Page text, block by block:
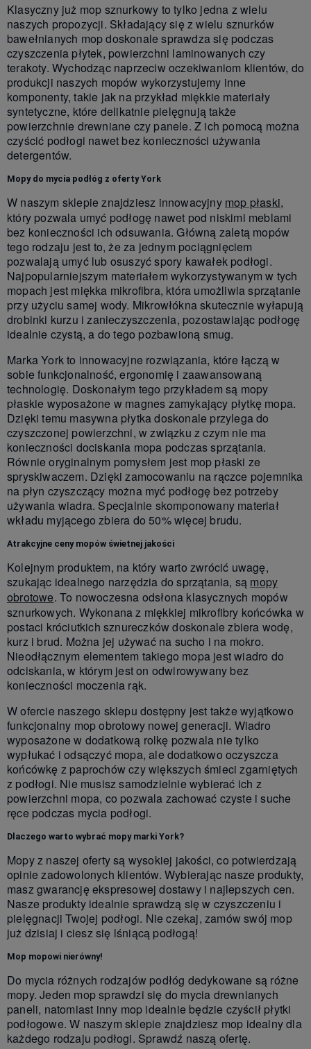
Klasyczny już mop sznurkowy to tylko jedna z wielu
naszych propozycji. Składający się z wielu sznurków
bawełnianych mop doskonale sprawdza się podczas
czyszczenia płytek, powierzchni laminowanych czy
terakoty. Wychodząc naprzeciw oczekiwaniom klientów, do
produkcji naszych mopów wykorzystujemy inne
komponenty, takie jak na przykład miękkie materiały
syntetyczne, które delikatnie pielęgnują także
powierzchnie drewniane czy panele. Z ich pomocą można
czyścić podłogi nawet bez konieczności używania
detergentów.
Mopy do mycia podłóg z oferty York
W naszym sklepie znajdziesz innowacyjny mop płaski,
który pozwala umyć podłogę nawet pod niskimi meblami
bez konieczności ich odsuwania. Główną zaletą mopów
tego rodzaju jest to, że za jednym pociągnięciem
pozwalają umyć lub osuszyć spory kawałek podłogi.
Najpopularniejszym materiałem wykorzystywanym w tych
mopach jest miękka mikrofibra, która umożliwia sprzątanie
przy użyciu samej wody. Mikrowłókna skutecznie wyłapują
drobinki kurzu i zanieczyszczenia, pozostawiając podłogę
idealnie czystą, a do tego pozbawioną smug.
Marka York to innowacyjne rozwiązania, które łączą w
sobie funkcjonalność, ergonomię i zaawansowaną
technologię. Doskonałym tego przykładem są mopy
płaskie wyposażone w magnes zamykający płytkę mopa.
Dzięki temu masywna płytka doskonale przylega do
czyszczonej powierzchni, w związku z czym nie ma
konieczności dociskania mopa podczas sprzątania.
Równie oryginalnym pomysłem jest mop płaski ze
spryskiwaczem. Dzięki zamocowaniu na rączce pojemnika
na płyn czyszczący można myć podłogę bez potrzeby
używania wiadra. Specjalnie skomponowany materiał
wkładu myjącego zbiera do 50% więcej brudu.
Atrakcyjne ceny mopów świetnej jakości
Kolejnym produktem, na który warto zwrócić uwagę,
szukając idealnego narzędzia do sprzątania, są mopy
obrotowe. To nowoczesna odsłona klasycznych mopów
sznurkowych. Wykonana z miękkiej mikrofibry końcówka w
postaci króciutkich sznureczków doskonale zbiera wodę,
kurz i brud. Można jej używać na sucho i na mokro.
Nieodłącznym elementem takiego mopa jest wiadro do
odciskania, w którym jest on odwirowywany bez
konieczności moczenia rąk.
W ofercie naszego sklepu dostępny jest także wyjątkowo
funkcjonalny mop obrotowy nowej generacji. Wiadro
wyposażone w dodatkową rolkę pozwala nie tylko
wypłukać i odsączyć mopa, ale dodatkowo oczyszcza
końcówkę z paprochów czy większych śmieci zgarniętych
z podłogi. Nie musisz samodzielnie wybierać ich z
powierzchni mopa, co pozwala zachować czyste i suche
ręce podczas mycia podłogi.
Dlaczego warto wybrać mopy marki York?
Mopy z naszej oferty są wysokiej jakości, co potwierdzają
opinie zadowolonych klientów. Wybierając nasze produkty,
masz gwarancję ekspresowej dostawy i najlepszych cen.
Nasze produkty idealnie sprawdzą się w czyszczeniu i
pielęgnacji Twojej podłogi. Nie czekaj, zamów swój mop
już dzisiaj i ciesz się lśniącą podłogą!
Mop mopowi nierówny!
Do mycia różnych rodzajów podłóg dedykowane są różne
mopy. Jeden mop sprawdzi się do mycia drewnianych
paneli, natomiast inny mop idealnie będzie czyścił płytki
podłogowe. W naszym sklepie znajdziesz mop idealny dla
każdego rodzaju podłogi. Sprawdź naszą ofertę.